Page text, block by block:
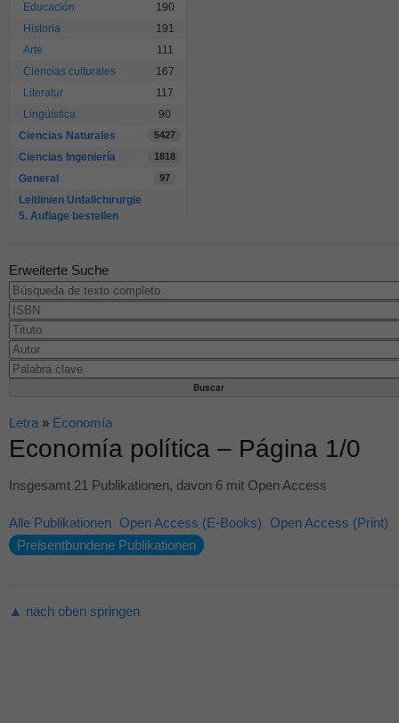
Educación
190
Historia
191
Arte
111
Ciencias culturales
167
Literatur
117
Lingüística
90
Ciencias Naturales
5427
Ciencias Ingeniería 1818
General 97
Leitlinien Unfallchirurgie
5. Auflage bestellen
Erweiterte Suche
Letra » Economía
Economía política – Página 1/0
Insgesamt 21 Publikationen, davon 6 mit Open Access
Alle Publikationen Open Access (E-Books)
Open Access (Print)
Preisentbundene Publikationen
▲ nach oben springen